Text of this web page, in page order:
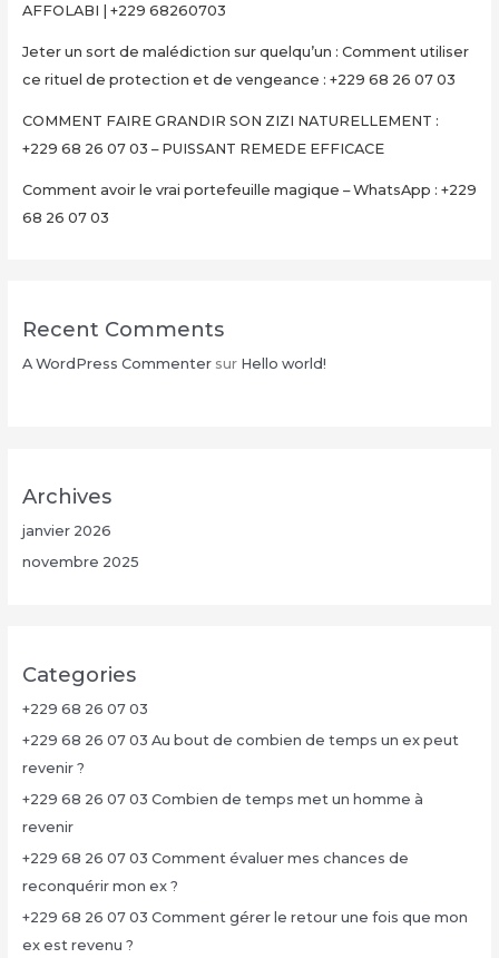
Votre
Minutes
+229
26
07
AFFOLABI | +229 68260703
Jeter un sort de malédiction sur quelqu’un : Comment utiliser
ce rituel de protection et de vengeance : +229 68 26 07 03
COMMENT FAIRE GRANDIR SON ZIZI NATURELLEMENT :
+229 68 26 07 03 – PUISSANT REMEDE EFFICACE
Comment avoir le vrai portefeuille magique – WhatsApp : +229
68 26 07 03
Recent Comments
A WordPress Commentersur Hello world!
Archives
janvier 2026
novembre 2025
Categories
+229 68 26 07 03
+229 68 26 07 03 Au bout de combien de temps un ex peut
revenir ?
+229 68 26 07 03 Combien de temps met un homme à
revenir
+229 68 26 07 03 Comment évaluer mes chances de
reconquérir mon ex ?
+229 68 26 07 03 Comment gérer le retour une fois que mon
ex est revenu ?